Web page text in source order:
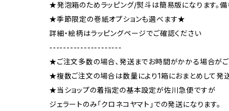
★発泡箱のためラッピング/熨斗は簡易版になります。
★季節限定の巻紙オプションも選べます★
詳細・絵柄はラッピングページでご確認ください
---------------------
★ご注文多数の場合、発送までお時間がかかる場合が
★複数ご注文の場合は数量により1箱におまとめして発
★当ショップの着指定の基本設定が佐川急便ですが
ジェラートのみ「クロネコヤマト」での発送になります。